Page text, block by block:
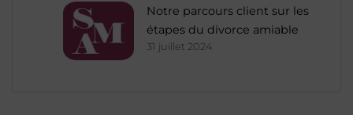
Notre parcours client sur les
étapes du divorce amiable
31 juillet 2024